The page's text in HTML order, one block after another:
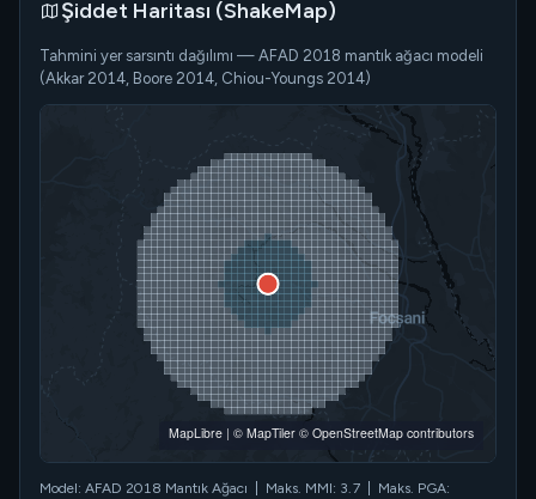
Şiddet Haritası (ShakeMap)
Tahmini yer sarsıntı dağılımı — AFAD 2018 mantık ağacı modeli
(Akkar 2014, Boore 2014, Chiou-Youngs 2014)
MapLibre | © MapTiler © OpenStreetMap contributors
Model: AFAD 2018 Mantık Ağacı | Maks. MMI: 3.7 | Maks. PGA: